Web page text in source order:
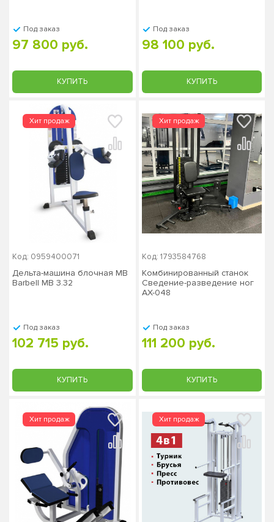
Под заказ
97 800 руб.
КУПИТЬ
Под заказ
98 100 руб.
КУПИТЬ
Код: 0959400071
Дельта-машина блочная MB
Barbell MB 3.32
Под заказ
102 715 руб.
КУПИТЬ
Код: 1793584768
Комбинированный станок
Сведение-разведение ног
AX-048
Под заказ
111 200 руб.
КУПИТЬ